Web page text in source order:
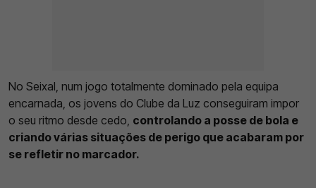
No Seixal, num jogo totalmente dominado pela equipa
encarnada, os jovens do Clube da Luz conseguiram impor
o seu ritmo desde cedo, controlando a posse de bola e
criando várias situações de perigo que acabaram por
se refletir no marcador.